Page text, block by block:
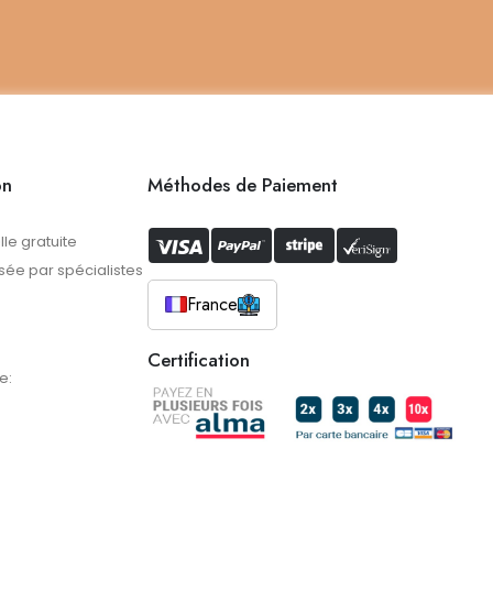
gratuite
par spécialistes
Méthodes de Paiement
France
Certification